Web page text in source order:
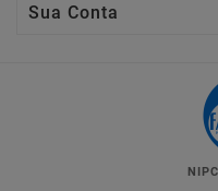
Sua Conta